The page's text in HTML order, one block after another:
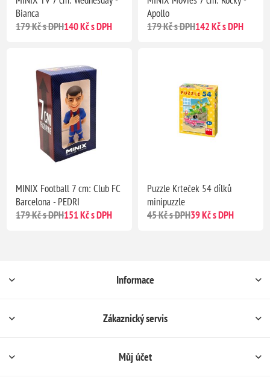
Bianca
179 Kč s DPH140 Kč s DPH
Apollo
179 Kč s DPH142 Kč s DPH
MINIX Football 7 cm: Club FC
Barcelona - PEDRI
179 Kč s DPH151 Kč s DPH
Puzzle Krteček 54 dílků
minipuzzle
45 Kč s DPH39 Kč s DPH
Informace
Zákaznický servis
Můj účet